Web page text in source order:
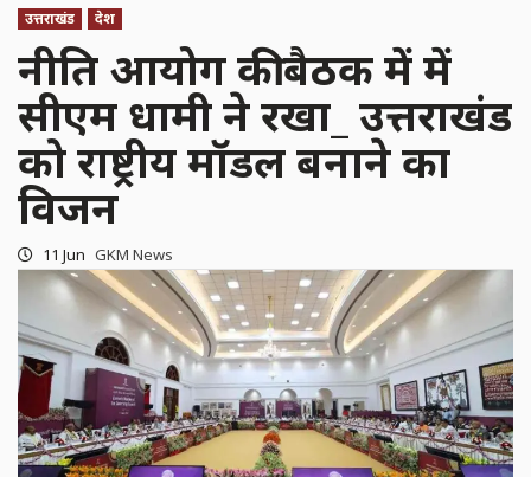
उत्तराखंड देश
नीति आयोग की बैठक में में
सीएम धामी ने रखा_ उत्तराखंड
को राष्ट्रीय मॉडल बनाने का
विजन
11 Jun GKM News